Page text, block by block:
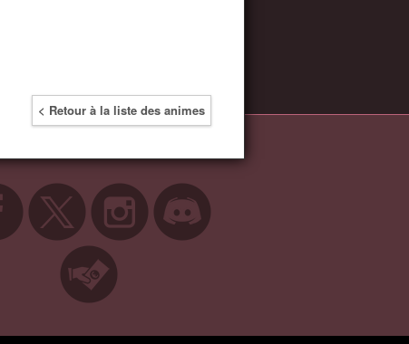
< Retour à la liste des animes